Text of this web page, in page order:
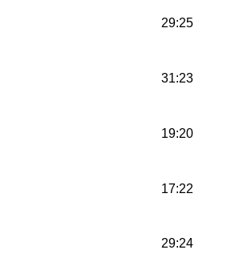
29:25
31:23
19:20
17:22
29:24